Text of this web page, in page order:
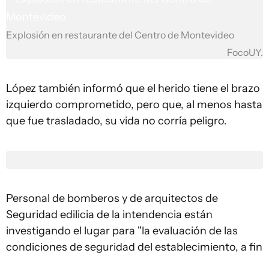
Explosión en restaurante del Centro de Montevideo
FocoUY.
López también informó que el herido tiene el brazo
izquierdo comprometido, pero que, al menos hasta
que fue trasladado, su vida no corría peligro.
Personal de bomberos y de arquitectos de
Seguridad edilicia de la intendencia están
investigando el lugar para "la evaluación de las
condiciones de seguridad del establecimiento, a fin